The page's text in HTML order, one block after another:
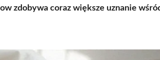
zdobywa coraz większe uznanie